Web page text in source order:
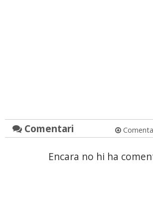
Comentari
Encara no hi ha